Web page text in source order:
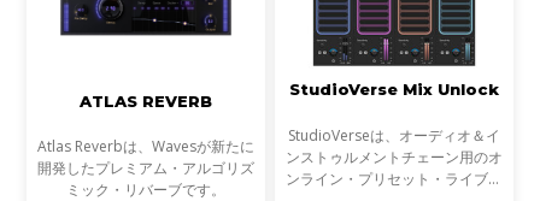
ATLAS REVERB
Atlas Reverbは、Wavesが新たに
開発したプレミアム・アルゴリズ
ミック・リバーブです。
StudioVerse Mix Unlock
StudioVerseは、オーディオ＆イ
ンストゥルメントチェーン用のオ
ンライン・プリセット・ライブラ